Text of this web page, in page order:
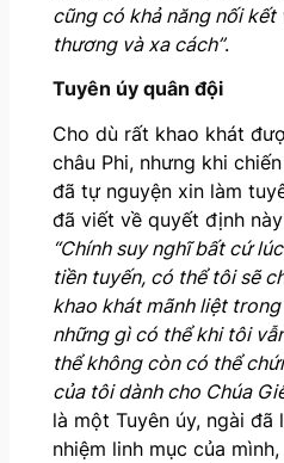
cũng có khả năng nối
thương và xa cách”.
Tuyên úy quân đội
Cho dù rất khao khát
châu Phi, nhưng khi
đã tự nguyện xin làm
đã viết về quyết định
“Chính suy nghĩ bất cứ
tiền tuyến, có thể tôi sẽ
khao khát mãnh liệt
những gì có thể khi tôi
thể không còn có thể
của tôi dành cho Chúa
là một Tuyên úy, ngài
nhiệm linh mục của